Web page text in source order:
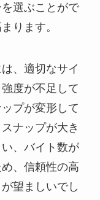
選ぶことがで
ります。
、適切なサイ
度が不足して
プが変形して
ナップが大き
、バイト数が
、信頼性の高
望ましいでし